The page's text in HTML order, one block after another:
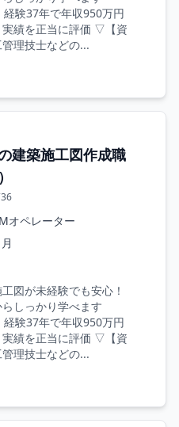
験37年で年収950万円
績を正当に評価 ▽【資
理技士などの...
建築施工図作成職
オペレーター
図が未経験でも安心！
しっかり学べます
験37年で年収950万円
績を正当に評価 ▽【資
理技士などの...